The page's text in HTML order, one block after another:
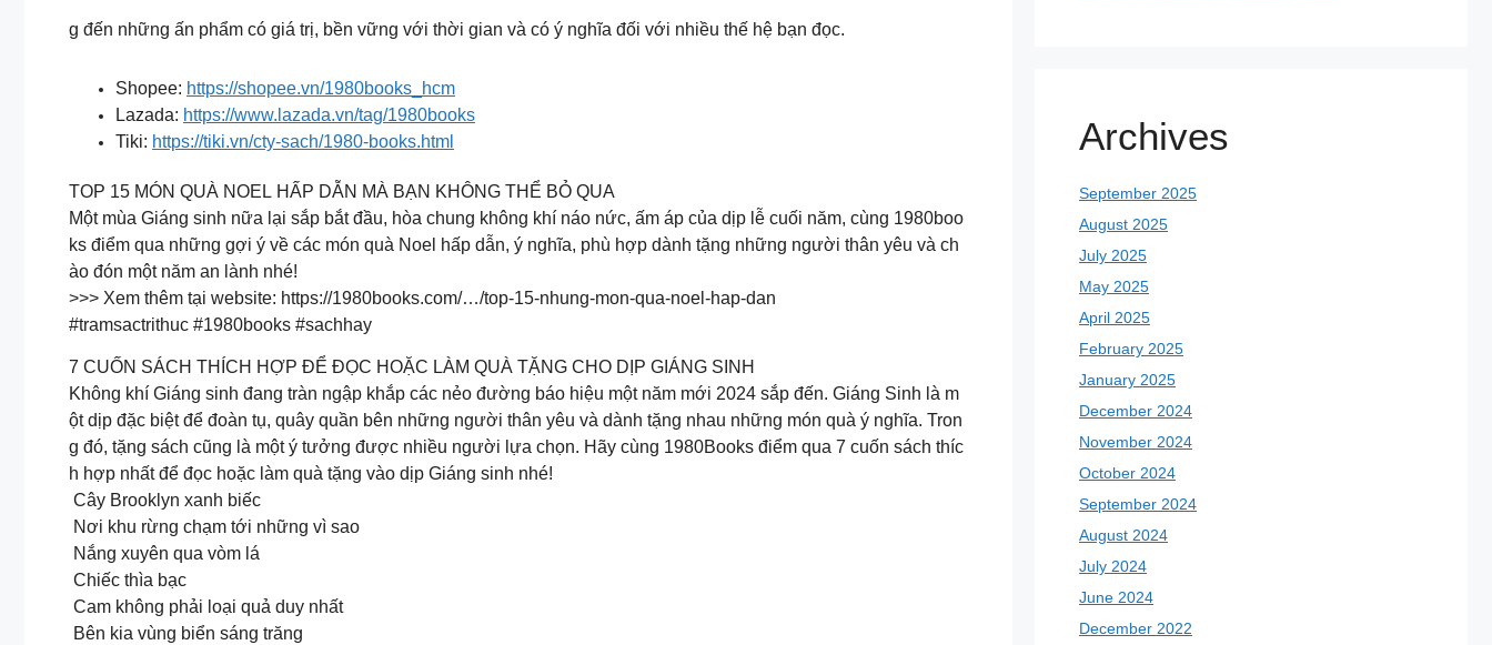
g đến những ấn phẩm có giá trị, bền vững với thời gian và có ý nghĩa đối với nhiều thế hệ bạn đọc.
Shopee: https://shopee.vn/1980books_hcm
Lazada: https://www.lazada.vn/tag/1980books
Tiki: https://tiki.vn/cty-sach/1980-books.html
TOP 15 MÓN QUÀ NOEL HẤP DẪN MÀ BẠN KHÔNG THỂ BỎ QUA
Một mùa Giáng sinh nữa lại sắp bắt đầu, hòa chung không khí náo nức, ấm áp của dịp lễ cuối năm, cùng 1980boo
ks điểm qua những gợi ý về các món quà Noel hấp dẫn, ý nghĩa, phù hợp dành tặng những người thân yêu và ch
ào đón một năm an lành nhé!
>>> Xem thêm tại website: https://1980books.com/…/top-15-nhung-mon-qua-noel-hap-dan
#tramsactrithuc #1980books #sachhay
7 CUỐN SÁCH THÍCH HỢP ĐỂ ĐỌC HOẶC LÀM QUÀ TẶNG CHO DỊP GIÁNG SINH
Không khí Giáng sinh đang tràn ngập khắp các nẻo đường báo hiệu một năm mới 2024 sắp đến. Giáng Sinh là m
ột dịp đặc biệt để đoàn tụ, quây quần bên những người thân yêu và dành tặng nhau những món quà ý nghĩa. Tron
g đó, tặng sách cũng là một ý tưởng được nhiều người lựa chọn. Hãy cùng 1980Books điểm qua 7 cuốn sách thíc
h hợp nhất để đọc hoặc làm quà tặng vào dịp Giáng sinh nhé!
Cây Brooklyn xanh biếc
Nơi khu rừng chạm tới những vì sao
Nắng xuyên qua vòm lá
Chiếc thìa bạc
Cam không phải loại quả duy nhất
Bên kia vùng biển sáng trăng
Archives
September 2025
August 2025
July 2025
May 2025
April 2025
February 2025
January 2025
December 2024
November 2024
October 2024
September 2024
August 2024
July 2024
June 2024
December 2022